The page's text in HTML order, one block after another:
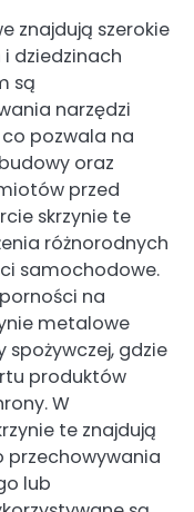
znajdują szerokie
dziedzinach
są
narzędzi
pozwala na
oraz
przed
skrzynie te
różnorodnych
samochodowe.
na
metalowe
spożywczej, gdzie
produktów
W
te znajdują
przechowywania
lub